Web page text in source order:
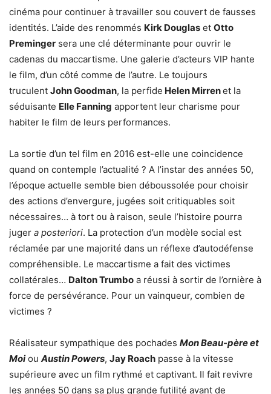
cinéma pour continuer à travailler sou couvert de fausses
identités. L’aide des renommés Kirk Douglas et Otto
Preminger sera une clé déterminante pour ouvrir le
cadenas du maccartisme. Une galerie d’acteurs VIP hante
le film, d’un côté comme de l’autre. Le toujours
truculent John Goodman, la perfide Helen Mirrenet la
séduisante Elle Fanning apportent leur charisme pour
habiter le film de leurs performances.
La sortie d’un tel film en 2016 est-elle une coincidence
quand on contemple l’actualité ? A l’instar des années 50,
l’époque actuelle semble bien déboussolée pour choisir
des actions d’envergure, jugées soit critiquables soit
nécessaires… à tort ou à raison, seule l’histoire pourra
juger a posteriori. La protection d’un modèle social est
réclamée par une majorité dans un réflexe d’autodéfense
compréhensible. Le maccartisme a fait des victimes
collatérales… Dalton Trumbo a réussi à sortir de l’ornière à
force de persévérance. Pour un vainqueur, combien de
victimes ?
Réalisateur sympathique des pochades Mon Beau-père et
Moi ou Austin Powers, Jay Roach passe à la vitesse
supérieure avec un film rythmé et captivant. Il fait revivre
les années 50 dans sa plus grande futilité avant de